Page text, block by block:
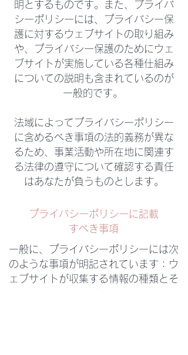
明とするものです。また、プライバ
シーポリシーには、プライバシー保
護に対するウェブサイトの取り組み
や、プライバシー保護のためにウェ
ブサイトが実施している各種仕組み
についての説明も含まれているのが
一般的です。
法域によってプライバシーポリシー
に含めるべき事項の法的義務が異な
るため、事業活動や所在地に関連す
る法律の遵守について確認する責任
はあなたが負うものとします。
プライバシーポリシーに記載
すべき事項
一般に、プライバシーポリシーには次
のような事項が明記されています：ウ
ェブサイトが収集する情報の種類とそ